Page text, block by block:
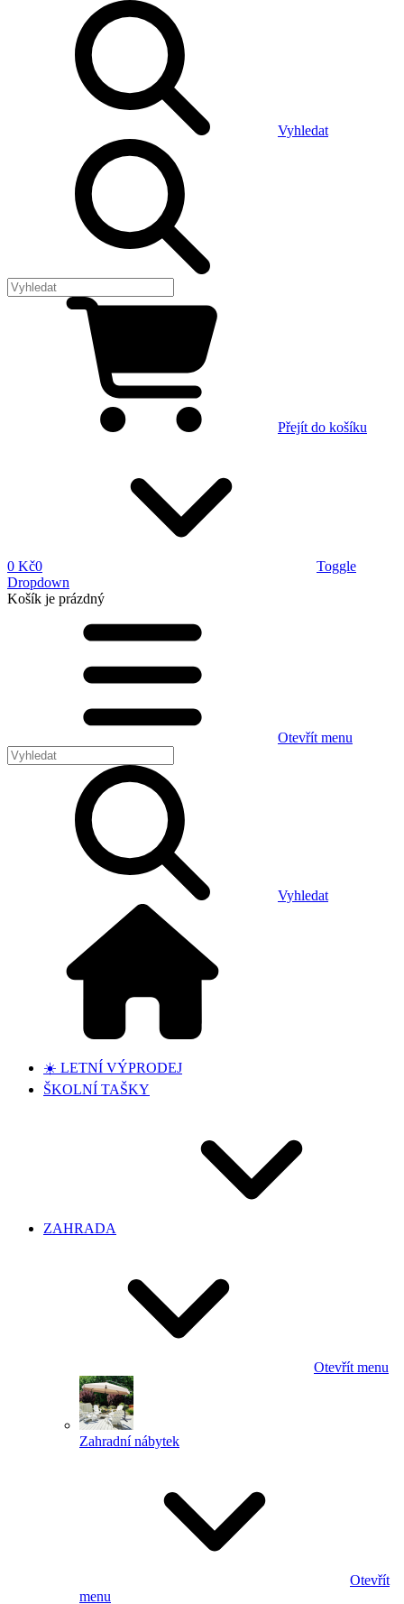
Vyhledat
Přejít do košíku
0 Kč0
Toggle
Dropdown
Košík je prázdný
Otevřít menu
Vyhledat
☀️ LETNÍ VÝPRODEJ
ŠKOLNÍ TAŠKY
ZAHRADA
Otevřít menu
Zahradní nábytek
Otevřít
menu